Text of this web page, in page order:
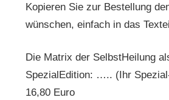
Kopieren Sie zur Bestellung
wünschen, einfach in das
Die Matrix der SelbstHeilung
SpezialEdition: ….. (Ihr
16,80 Euro